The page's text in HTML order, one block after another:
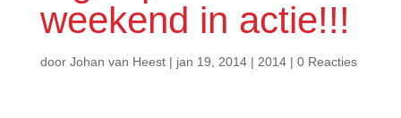
weekend in actie!!!
door Johan van Heest| jan 19, 2014| 2014| 0 Reacties